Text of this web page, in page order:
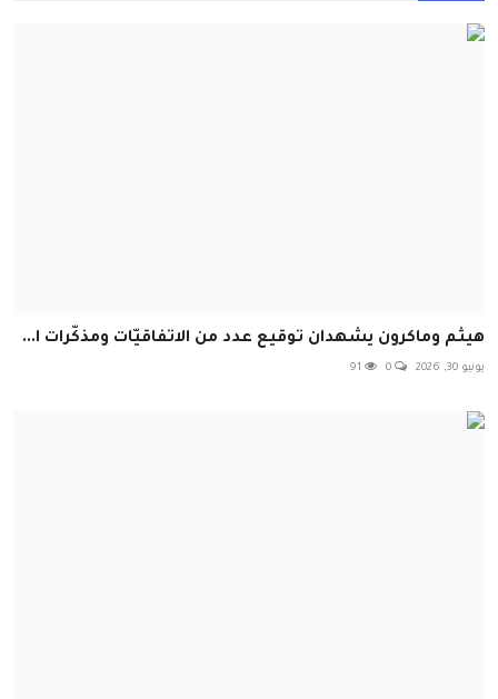
هيثم وماكرون يشهدان توقيع عدد من الاتفاقيّات ومذكّرات ا...
يونيو 30, 2026